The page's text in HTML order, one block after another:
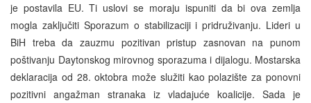
je postavila EU. Ti uslovi se moraju ispuniti da bi ova zemlja
mogla zaključiti Sporazum o stabilizaciji i pridruživanju. Lideri u
BiH treba da zauzmu pozitivan pristup zasnovan na punom
poštivanju Daytonskog mirovnog sporazuma i dijalogu. Mostarska
deklaracija od 28. oktobra može služiti kao polazište za ponovni
pozitivni angažman stranaka iz vladajuće koalicije. Sada je